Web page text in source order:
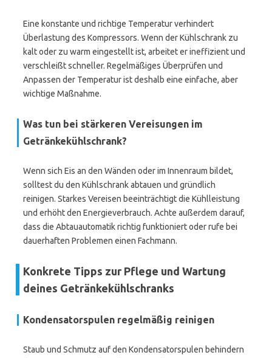
Eine konstante und richtige Temperatur verhindert
Überlastung des Kompressors. Wenn der Kühlschrank zu
kalt oder zu warm eingestellt ist, arbeitet er ineffizient und
verschleißt schneller. Regelmäßiges Überprüfen und
Anpassen der Temperatur ist deshalb eine einfache, aber
wichtige Maßnahme.
Was tun bei stärkeren Vereisungen im
Getränkekühlschrank?
Wenn sich Eis an den Wänden oder im Innenraum bildet,
solltest du den Kühlschrank abtauen und gründlich
reinigen. Starkes Vereisen beeinträchtigt die Kühlleistung
und erhöht den Energieverbrauch. Achte außerdem darauf,
dass die Abtauautomatik richtig funktioniert oder rufe bei
dauerhaften Problemen einen Fachmann.
Konkrete Tipps zur Pflege und Wartung
deines Getränkekühlschranks
Kondensatorspulen regelmäßig reinigen
Staub und Schmutz auf den Kondensatorspulen behindern